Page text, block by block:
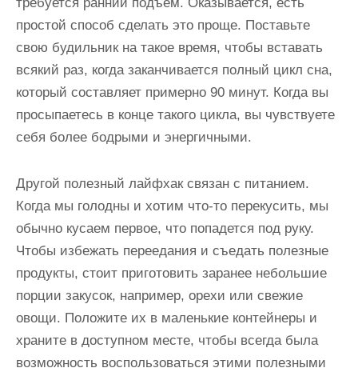
требуется ранний подъем. Оказывается, есть
простой способ сделать это проще. Поставьте
свою будильник на такое время, чтобы вставать
всякий раз, когда заканчивается полный цикл сна,
который составляет примерно 90 минут. Когда вы
просыпаетесь в конце такого цикла, вы чувствуете
себя более бодрыми и энергичными.
Другой полезный лайфхак связан с питанием.
Когда мы голодны и хотим что-то перекусить, мы
обычно кусаем первое, что попадется под руку.
Чтобы избежать переедания и съедать полезные
продукты, стоит приготовить заранее небольшие
порции закусок, например, орехи или свежие
овощи. Положите их в маленькие контейнеры и
храните в доступном месте, чтобы всегда была
возможность воспользоваться этими полезными